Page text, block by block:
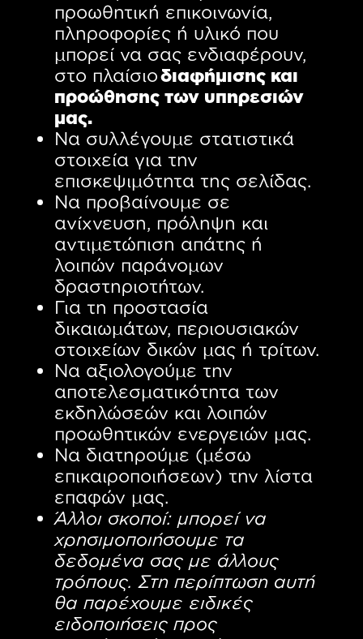
προωθητική επικοινωνία,
πληροφορίες ή υλικό που
μπορεί να σας ενδιαφέρουν,
στο πλαίσιοδιαφήμισης και
προώθησης των υπηρεσιών
μας.
Να συλλέγουμε στατιστικά
στοιχεία για την
επισκεψιμότητα της σελίδας.
Να προβαίνουμε σε
ανίχνευση, πρόληψη και
αντιμετώπιση απάτης ή
λοιπών παράνομων
δραστηριοτήτων.
Για τη προστασία
δικαιωμάτων, περιουσιακών
στοιχείων δικών μας ή τρίτων.
Να αξιολογούμε την
αποτελεσματικότητα των
εκδηλώσεών και λοιπών
προωθητικών ενεργειών μας.
Να διατηρούμε (μέσω
επικαιροποιήσεων) την λίστα
επαφών μας.
Άλλοι σκοποί: μπορεί να
χρησιμοποιήσουμε τα
δεδομένα σας με άλλους
τρόπους. Στη περίπτωση αυτή
θα παρέχουμε ειδικές
ειδοποιήσεις προς